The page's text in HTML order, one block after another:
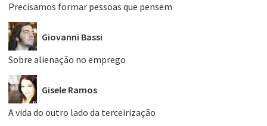
Precisamos formar pessoas que pensem
Giovanni Bassi
Sobre alienação no emprego
Gisele Ramos
A vida do outro lado da terceirização